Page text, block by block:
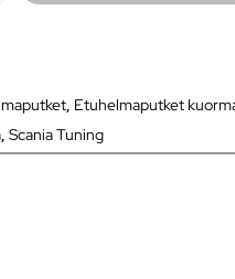
Etuhelmaputket
,Scania Tuning